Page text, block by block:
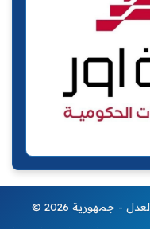
© 2026 حقوق الطبع والنشر محفوظة - وزارة العدل - جمهورية